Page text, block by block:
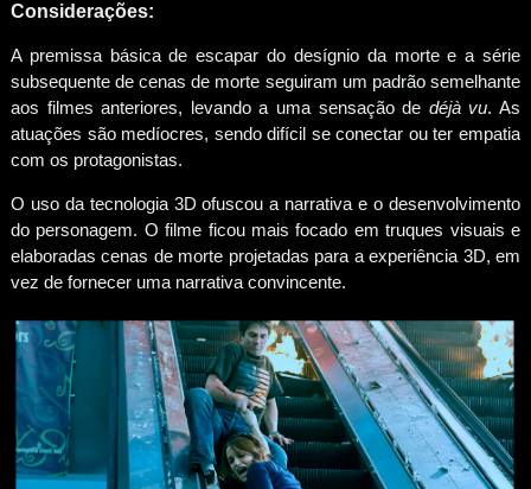
Considerações:
A premissa básica de escapar do desígnio da morte e a série
subsequente de cenas de morte seguiram um padrão semelhante
aos filmes anteriores, levando a uma sensação de déjà vu. As
atuações são medíocres, sendo difícil se conectar ou ter empatia
com os protagonistas.
O uso da tecnologia 3D ofuscou a narrativa e o desenvolvimento
do personagem. O filme ficou mais focado em truques visuais e
elaboradas cenas de morte projetadas para a experiência 3D, em
vez de fornecer uma narrativa convincente.